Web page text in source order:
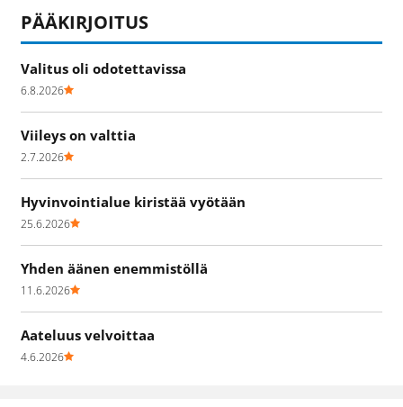
PÄÄKIRJOITUS
Valitus oli odotettavissa
6.8.2026
Viileys on valttia
2.7.2026
Hyvinvointialue kiristää vyötään
25.6.2026
Yhden äänen enemmistöllä
11.6.2026
Aateluus velvoittaa
4.6.2026